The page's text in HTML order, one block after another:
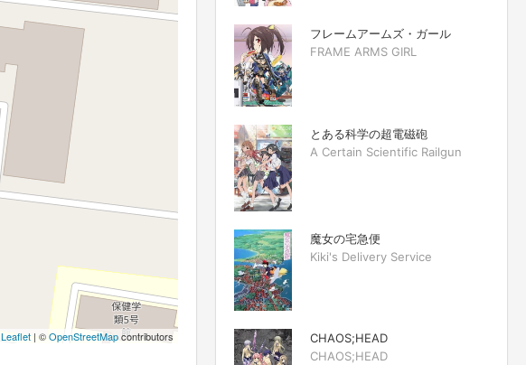
Leaflet | ©OpenStreetMapcontributors
フレームアームズ・ガール
FRAME ARMS GIRL
とある科学の超電磁砲
A Certain Scientific Railgun
魔女の宅急便
Kiki's Delivery Service
CHAOS;HEAD
CHAOS;HEAD